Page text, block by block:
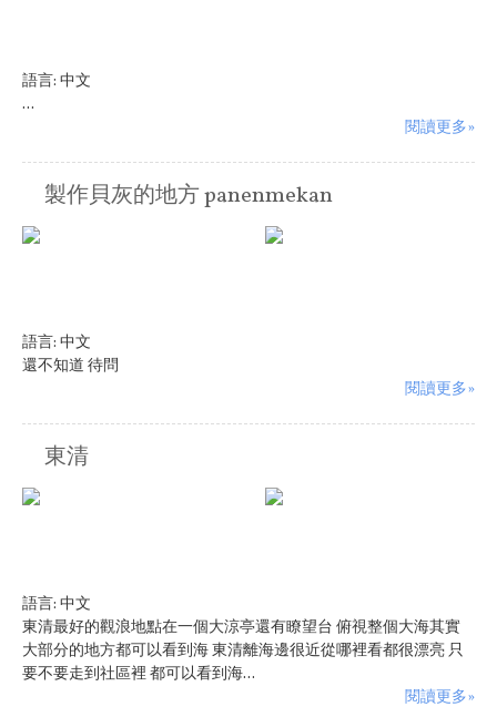
語言: 中文
...
閱讀更多»
製作貝灰的地方 panenmekan
語言: 中文
還不知道 待問
閱讀更多»
東清
語言: 中文
東清最好的觀浪地點在一個大涼亭還有瞭望台 俯視整個大海其實
大部分的地方都可以看到海 東清離海邊很近從哪裡看都很漂亮 只
要不要走到社區裡 都可以看到海...
閱讀更多»